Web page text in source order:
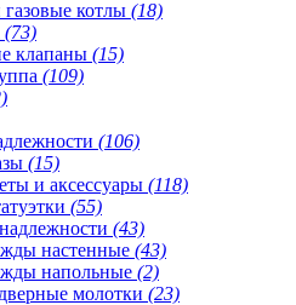
котлы (18)
(73)
клапаны (15)
(109)
(106)
(15)
и аксессуары (118)
(55)
(43)
настенные (43)
напольные (2)
молотки (23)